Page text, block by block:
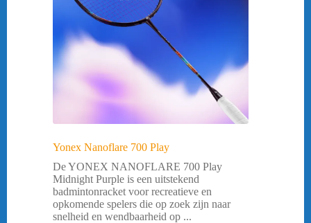
Yonex Nanoflare 700 Play
De YONEX NANOFLARE 700 Play
Midnight Purple is een uitstekend
badmintonracket voor recreatieve en
opkomende spelers die op zoek zijn naar
snelheid en wendbaarheid op ...